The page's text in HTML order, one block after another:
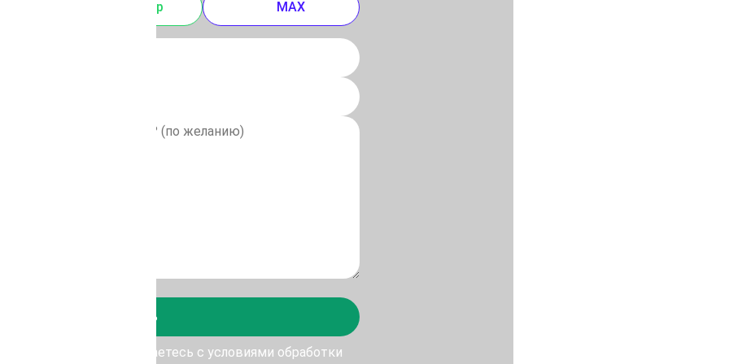
Whatsapp MAX
Отправить
Отправить, Вы соглашаетесь с условиями обработки